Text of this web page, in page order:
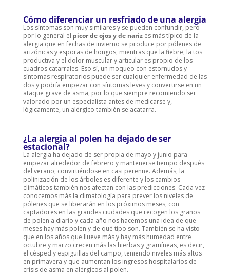
Cómo diferenciar un resfriado de una alergia
Los síntomas son muy similares y se pueden confundir, pero
por lo general el picor de ojos y de nariz es más típico de la
alergia que en fechas de invierno se produce por pólenes de
arizónicas y esporas de hongos, mientras que la fiebre, la tos
productiva y el dolor muscular y articular es propio de los
cuadros catarrales. Eso sí, un moqueo con estornudos y
síntomas respiratorios puede ser cualquier enfermedad de las
dos y podría empezar con síntomas leves y convertirse en un
ataque grave de asma, por lo que siempre recomiendo ser
valorado por un especialista antes de medicarse y,
lógicamente, un alérgico también se acatarra.
¿La alergia al polen ha dejado de ser
estacional?
La alergia ha dejado de ser propia de mayo y junio para
empezar alrededor de febrero y mantenerse tiempo después
del verano, convirtiéndose en casi perenne. Además, la
polinización de los árboles es diferente y los cambios
climáticos también nos afectan con las predicciones. Cada vez
conocemos más la climatología para prever los niveles de
pólenes que se liberarán en los próximos meses, con
captadores en las grandes ciudades que recogen los granos
de polen a diario y cada año nos hacemos una idea de que
meses hay más polen y de qué tipo son. También se ha visto
que en los años que llueve más y hay más humedad entre
octubre y marzo crecen más las hierbas y gramíneas, es decir,
el césped y espiguillas del campo, teniendo niveles más altos
en primavera y que aumentan los ingresos hospitalarios de
crisis de asma en alérgicos al polen.